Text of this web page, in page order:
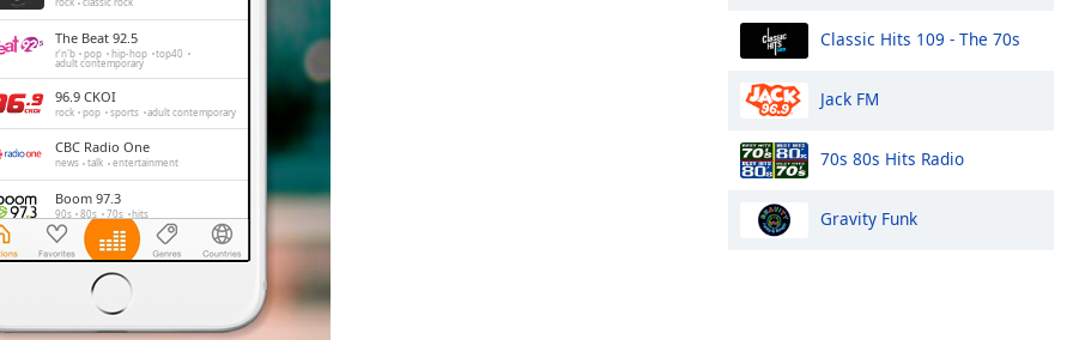
The Beat 92.5
r'n'b pop hip-hop top40
adult contemporary
96.9 CKOI
rock pop sports adult contemporary
CBC Radio One
news talk entertainment
Boom 97.3
90s 80s 70s hits
Rythme FM
pop adult contemporary
talk sports
Classic Hits 109 - The 70s
Jack FM
70s 80s Hits Radio
Gravity Funk